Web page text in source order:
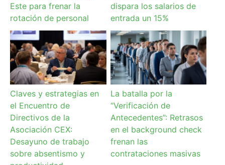
Este para frenar la
rotación de personal
dispara los salarios de
entrada un 15%
Claves y estrategias en
el Encuentro de
Directivos de la
Asociación CEX:
Desayuno de trabajo
sobre absentismo y
La batalla por la
“Verificación de
Antecedentes”: Retrasos
en el background check
frenan las
contrataciones masivas